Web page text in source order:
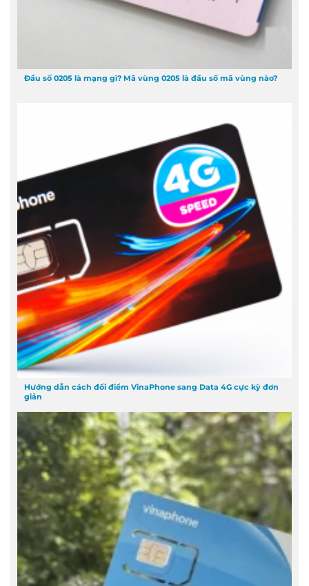
Đầu số 0205 là mạng gì? Mã vùng 0205 là đầu số mã vùng nào?
Hướng dẫn cách đổi điểm VinaPhone sang Data 4G cực kỳ đơn
giản